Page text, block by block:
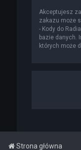
Akceptujesz
zakazu może
- Kody do
bazie danych.
których może
Strona główna